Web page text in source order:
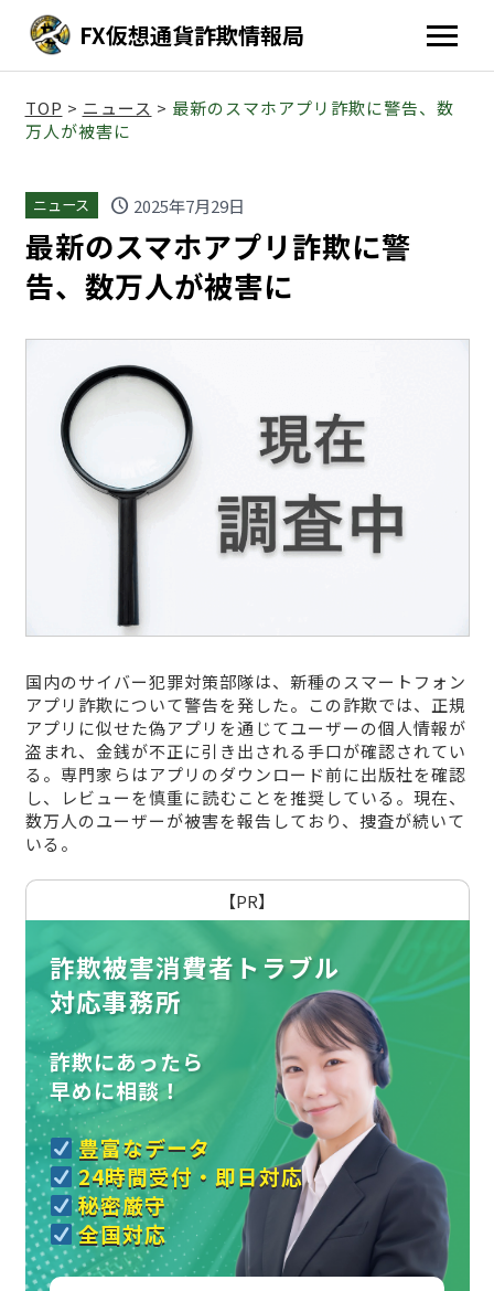
FX仮想通貨詐欺情報局
TOP > ニュース > 最新のスマホアプリ詐欺に警告、数
万人が被害に
ニュース schedule 2025年7月29日
最新のスマホアプリ詐欺に警
告、数万人が被害に
国内のサイバー犯罪対策部隊は、新種のスマートフォン
アプリ詐欺について警告を発した。この詐欺では、正規
アプリに似せた偽アプリを通じてユーザーの個人情報が
盗まれ、金銭が不正に引き出される手口が確認されてい
る。専門家らはアプリのダウンロード前に出版社を確認
し、レビューを慎重に読むことを推奨している。現在、
数万人のユーザーが被害を報告しており、捜査が続いて
いる。
【PR】
詐欺被害消費者トラブル
対応事務所
詐欺にあったら
早めに相談！
豊富なデータ
24時間受付・即日対応
秘密厳守
全国対応